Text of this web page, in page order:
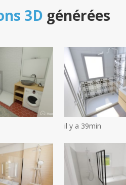
3D générées
il y a 39min